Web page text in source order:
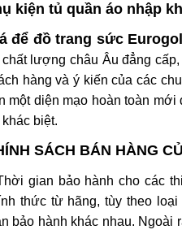
kiện tủ quần áo nhập
để đồ trang sức
lượng châu Âu đẳng
hàng và ý kiến của các
một diện mạo hoàn toàn
biệt.
SÁCH BÁN HÀNG
gian bảo hành cho các
thức từ hãng, tùy theo
bảo hành khác nhau. Ngoài